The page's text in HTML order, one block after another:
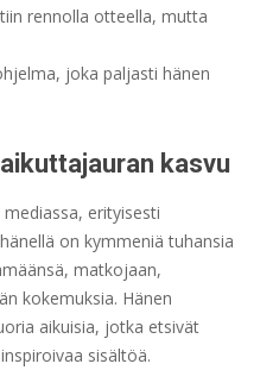
rennolla otteella, mutta
joka paljasti hänen
kasvu
erityisesti
on kymmeniä tuhansia
matkojaan,
kokemuksia. Hänen
aikuisia, jotka etsivät
sisältöä.